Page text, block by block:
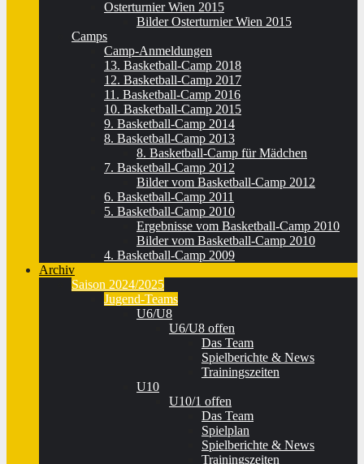
Osterturnier Wien 2015
Bilder Osterturnier Wien 2015
Camps
Camp-Anmeldungen
13. Basketball-Camp 2018
12. Basketball-Camp 2017
11. Basketball-Camp 2016
10. Basketball-Camp 2015
9. Basketball-Camp 2014
8. Basketball-Camp 2013
8. Basketball-Camp für Mädchen
7. Basketball-Camp 2012
Bilder vom Basketball-Camp 2012
6. Basketball-Camp 2011
5. Basketball-Camp 2010
Ergebnisse vom Basketball-Camp 2010
Bilder vom Basketball-Camp 2010
4. Basketball-Camp 2009
Archiv
Saison 2024/2025
Jugend-Teams
U6/U8
U6/U8 offen
Das Team
Spielberichte & News
Trainingszeiten
U10
U10/1 offen
Das Team
Spielplan
Spielberichte & News
Trainingszeiten